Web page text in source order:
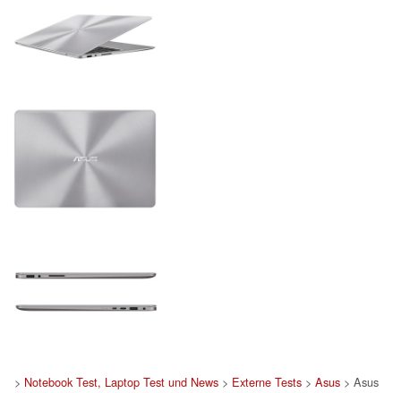
> Notebook Test, Laptop Test und News> Externe Tests> Asus> Asus